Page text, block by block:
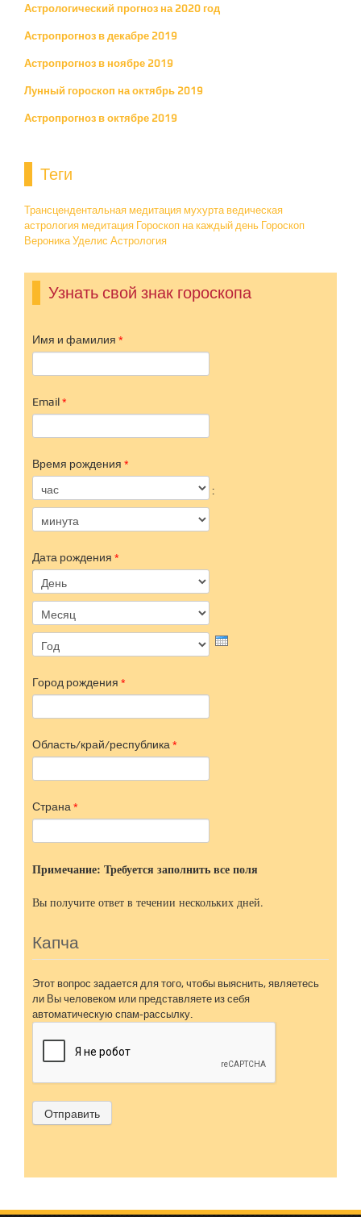
Астрологический прогноз на 2020 год
Астропрогноз в декабре 2019
Астропрогноз в ноябре 2019
Лунный гороскоп на октябрь 2019
Астропрогноз в октябре 2019
Теги
Трансцендентальная медитация мухурта ведическая
астрология медитация Гороскоп на каждый день Гороскоп
Вероника Уделис Астрология
Узнать свой знак гороскопа
Имя и фамилия *
Email*
Время рождения *
:
Дата рождения *
День
Город рождения *
Область/край/республика*
Страна*
Примечание: Требуется заполнить все поля
Вы получите ответ в течении нескольких дней.
Капча
Этот вопрос задается для того, чтобы выяснить, являетесь
ли Вы человеком или представляете из себя
автоматическую спам-рассылку.